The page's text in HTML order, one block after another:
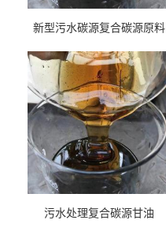
新型污水碳源复合碳源原料
污水处理复合碳源甘油